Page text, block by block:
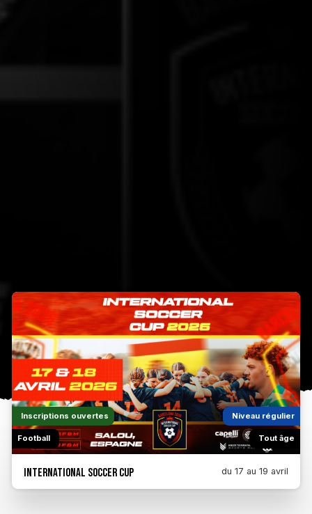
Inscriptions ouvertes
Football
Niveau régulier
Tout âge
International Soccer Cup du 17 au 19 avril